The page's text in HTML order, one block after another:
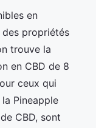
en
propriétés
trouve la
en CBD de 8
ceux qui
Pineapple
CBD, sont